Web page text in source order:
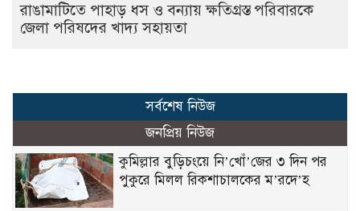
রাঙামাটিতে পাহাড় ধস ও বন্যায় ক্ষতিগ্রস্ত পরিবারকে
জেলা পরিষদের খাদ্য সহায়তা
সর্বশেষ নিউজ
জনপ্রিয় নিউজ
কুমিল্লার বুড়িচংয়ে নি’খোঁ’জের ৩ দিন পর
পুকুরে মিলল রিকশাচালকের ম’রদে’হ